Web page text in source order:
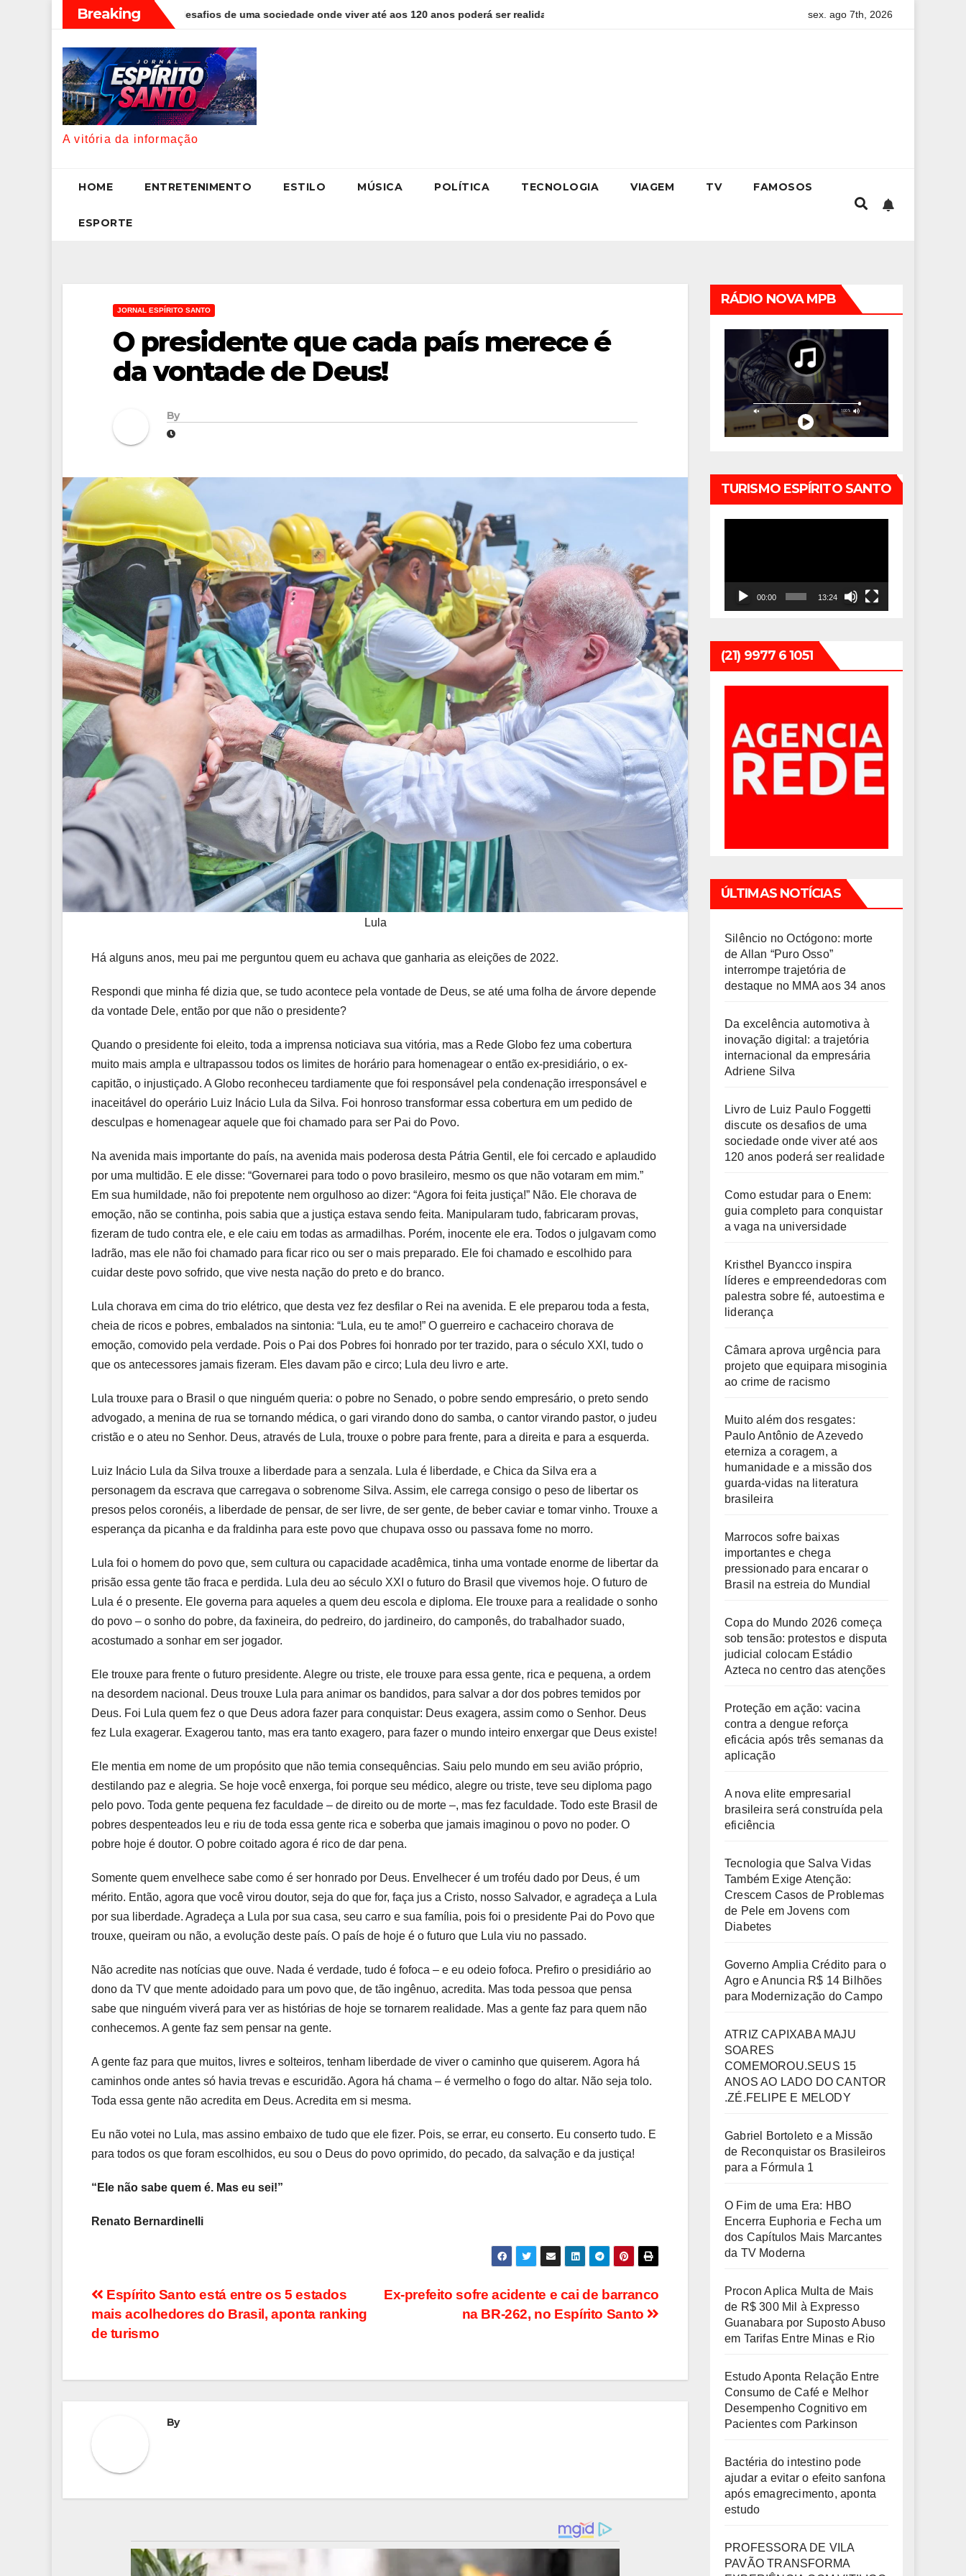
Breaking
discute os desafios de uma sociedade onde viver até aos 120 anos poderá ser realidade Como estudar para o Enem: guia completo para conquistar a vaga na universidade
sex. ago 7th, 2026
A vitória da informação
HOME ENTRETENIMENTO ESTILO MÚSICA POLÍTICA TECNOLOGIA VIAGEM TV FAMOSOS
ESPORTE
JORNAL ESPÍRITO SANTO
O presidente que cada país merece é
da vontade de Deus!
By
Lula
Há alguns anos, meu pai me perguntou quem eu achava que ganharia as eleições de 2022.
Respondi que minha fé dizia que, se tudo acontece pela vontade de Deus, se até uma folha de árvore depende
da vontade Dele, então por que não o presidente?
Quando o presidente foi eleito, toda a imprensa noticiava sua vitória, mas a Rede Globo fez uma cobertura
muito mais ampla e ultrapassou todos os limites de horário para homenagear o então ex-presidiário, o ex-
capitão, o injustiçado. A Globo reconheceu tardiamente que foi responsável pela condenação irresponsável e
inaceitável do operário Luiz Inácio Lula da Silva. Foi honroso transformar essa cobertura em um pedido de
desculpas e homenagear aquele que foi chamado para ser Pai do Povo.
Na avenida mais importante do país, na avenida mais poderosa desta Pátria Gentil, ele foi cercado e aplaudido
por uma multidão. E ele disse: “Governarei para todo o povo brasileiro, mesmo os que não votaram em mim.”
Em sua humildade, não foi prepotente nem orgulhoso ao dizer: “Agora foi feita justiça!” Não. Ele chorava de
emoção, não se continha, pois sabia que a justiça estava sendo feita. Manipularam tudo, fabricaram provas,
fizeram de tudo contra ele, e ele caiu em todas as armadilhas. Porém, inocente ele era. Todos o julgavam como
ladrão, mas ele não foi chamado para ficar rico ou ser o mais preparado. Ele foi chamado e escolhido para
cuidar deste povo sofrido, que vive nesta nação do preto e do branco.
Lula chorava em cima do trio elétrico, que desta vez fez desfilar o Rei na avenida. E ele preparou toda a festa,
cheia de ricos e pobres, embalados na sintonia: “Lula, eu te amo!” O guerreiro e cachaceiro chorava de
emoção, comovido pela verdade. Pois o Pai dos Pobres foi honrado por ter trazido, para o século XXI, tudo o
que os antecessores jamais fizeram. Eles davam pão e circo; Lula deu livro e arte.
Lula trouxe para o Brasil o que ninguém queria: o pobre no Senado, o pobre sendo empresário, o preto sendo
advogado, a menina de rua se tornando médica, o gari virando dono do samba, o cantor virando pastor, o judeu
cristão e o ateu no Senhor. Deus, através de Lula, trouxe o pobre para frente, para a direita e para a esquerda.
Luiz Inácio Lula da Silva trouxe a liberdade para a senzala. Lula é liberdade, e Chica da Silva era a
personagem da escrava que carregava o sobrenome Silva. Assim, ele carrega consigo o peso de libertar os
presos pelos coronéis, a liberdade de pensar, de ser livre, de ser gente, de beber caviar e tomar vinho. Trouxe a
esperança da picanha e da fraldinha para este povo que chupava osso ou passava fome no morro.
Lula foi o homem do povo que, sem cultura ou capacidade acadêmica, tinha uma vontade enorme de libertar da
prisão essa gente tão fraca e perdida. Lula deu ao século XXI o futuro do Brasil que vivemos hoje. O futuro de
Lula é o presente. Ele governa para aqueles a quem deu escola e diploma. Ele trouxe para a realidade o sonho
do povo – o sonho do pobre, da faxineira, do pedreiro, do jardineiro, do camponês, do trabalhador suado,
acostumado a sonhar em ser jogador.
Ele trouxe para frente o futuro presidente. Alegre ou triste, ele trouxe para essa gente, rica e pequena, a ordem
na desordem nacional. Deus trouxe Lula para animar os bandidos, para salvar a dor dos pobres temidos por
Deus. Foi Lula quem fez o que Deus adora fazer para conquistar: Deus exagera, assim como o Senhor. Deus
fez Lula exagerar. Exagerou tanto, mas era tanto exagero, para fazer o mundo inteiro enxergar que Deus existe!
Ele mentia em nome de um propósito que não temia consequências. Saiu pelo mundo em seu avião próprio,
destilando paz e alegria. Se hoje você enxerga, foi porque seu médico, alegre ou triste, teve seu diploma pago
pelo povo. Toda gente pequena fez faculdade – de direito ou de morte –, mas fez faculdade. Todo este Brasil de
pobres despenteados leu e riu de toda essa gente rica e soberba que jamais imaginou o povo no poder. O
pobre hoje é doutor. O pobre coitado agora é rico de dar pena.
Somente quem envelhece sabe como é ser honrado por Deus. Envelhecer é um troféu dado por Deus, é um
mérito. Então, agora que você virou doutor, seja do que for, faça jus a Cristo, nosso Salvador, e agradeça a Lula
por sua liberdade. Agradeça a Lula por sua casa, seu carro e sua família, pois foi o presidente Pai do Povo que
trouxe, queiram ou não, a evolução deste país. O país de hoje é o futuro que Lula viu no passado.
Não acredite nas notícias que ouve. Nada é verdade, tudo é fofoca – e eu odeio fofoca. Prefiro o presidiário ao
dono da TV que mente adoidado para um povo que, de tão ingênuo, acredita. Mas toda pessoa que pensa
sabe que ninguém viverá para ver as histórias de hoje se tornarem realidade. Mas a gente faz para quem não
conhecemos. A gente faz sem pensar na gente.
A gente faz para que muitos, livres e solteiros, tenham liberdade de viver o caminho que quiserem. Agora há
caminhos onde antes só havia trevas e escuridão. Agora há chama – é vermelho o fogo do altar. Não seja tolo.
Toda essa gente não acredita em Deus. Acredita em si mesma.
Eu não votei no Lula, mas assino embaixo de tudo que ele fizer. Pois, se errar, eu conserto. Eu conserto tudo. E
para todos os que foram escolhidos, eu sou o Deus do povo oprimido, do pecado, da salvação e da justiça!
“Ele não sabe quem é. Mas eu sei!”
Renato Bernardinelli
Navegação
de
Ex-prefeito sofre acidente e cai de barranco
na BR-262, no Espírito Santo
Espírito Santo está entre os 5 estados
mais acolhedores do Brasil, aponta ranking
de turismo
By
RÁDIO NOVA MPB
TURISMO ESPÍRITO SANTO
00:00 13:24
(21) 9977 6 1051
ÚLTIMAS NOTÍCIAS
Silêncio no Octógono: morte
de Allan “Puro Osso”
interrompe trajetória de
destaque no MMA aos 34 anos
Da excelência automotiva à
inovação digital: a trajetória
internacional da empresária
Adriene Silva
Livro de Luiz Paulo Foggetti
discute os desafios de uma
sociedade onde viver até aos
120 anos poderá ser realidade
Como estudar para o Enem:
guia completo para conquistar
a vaga na universidade
Kristhel Byancco inspira
líderes e empreendedoras com
palestra sobre fé, autoestima e
liderança
Câmara aprova urgência para
projeto que equipara misoginia
ao crime de racismo
Muito além dos resgates:
Paulo Antônio de Azevedo
eterniza a coragem, a
humanidade e a missão dos
guarda-vidas na literatura
brasileira
Marrocos sofre baixas
importantes e chega
pressionado para encarar o
Brasil na estreia do Mundial
Copa do Mundo 2026 começa
sob tensão: protestos e disputa
judicial colocam Estádio
Azteca no centro das atenções
Proteção em ação: vacina
contra a dengue reforça
eficácia após três semanas da
aplicação
A nova elite empresarial
brasileira será construída pela
eficiência
Tecnologia que Salva Vidas
Também Exige Atenção:
Crescem Casos de Problemas
de Pele em Jovens com
Diabetes
Governo Amplia Crédito para o
Agro e Anuncia R$ 14 Bilhões
para Modernização do Campo
ATRIZ CAPIXABA MAJU
SOARES
COMEMOROU.SEUS 15
ANOS AO LADO DO CANTOR
.ZÉ.FELIPE E MELODY
Gabriel Bortoleto e a Missão
de Reconquistar os Brasileiros
para a Fórmula 1
O Fim de uma Era: HBO
Encerra Euphoria e Fecha um
dos Capítulos Mais Marcantes
da TV Moderna
Procon Aplica Multa de Mais
de R$ 300 Mil à Expresso
Guanabara por Suposto Abuso
em Tarifas Entre Minas e Rio
Estudo Aponta Relação Entre
Consumo de Café e Melhor
Desempenho Cognitivo em
Pacientes com Parkinson
Bactéria do intestino pode
ajudar a evitar o efeito sanfona
após emagrecimento, aponta
estudo
PROFESSORA DE VILA
PAVÃO TRANSFORMA